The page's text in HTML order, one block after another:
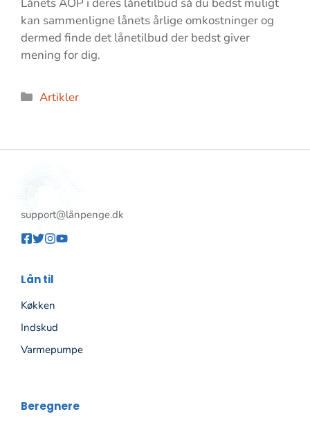
kan sammenligne lånets årlige omkostninger og
dermed finde det lånetilbud der bedst giver
mening for dig.
Kategorier
Artikler
support@lånpenge.dk
Lån til
Køkken
Indskud
Varmepumpe
Beregnere